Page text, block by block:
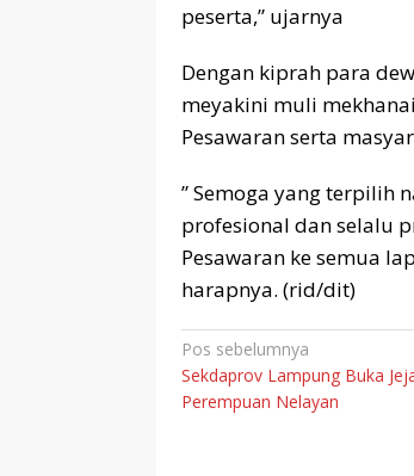
peserta,” ujarnya
Dengan kiprah para
meyakini muli
Pesawaran serta
” Semoga yang terpilih
profesional dan selalu
Pesawaran ke semua
harapnya. (rid/dit)
Navigasi
pos
Pos sebelumnya
Sekdaprov Lampung Buka
Perempuan Nelayan